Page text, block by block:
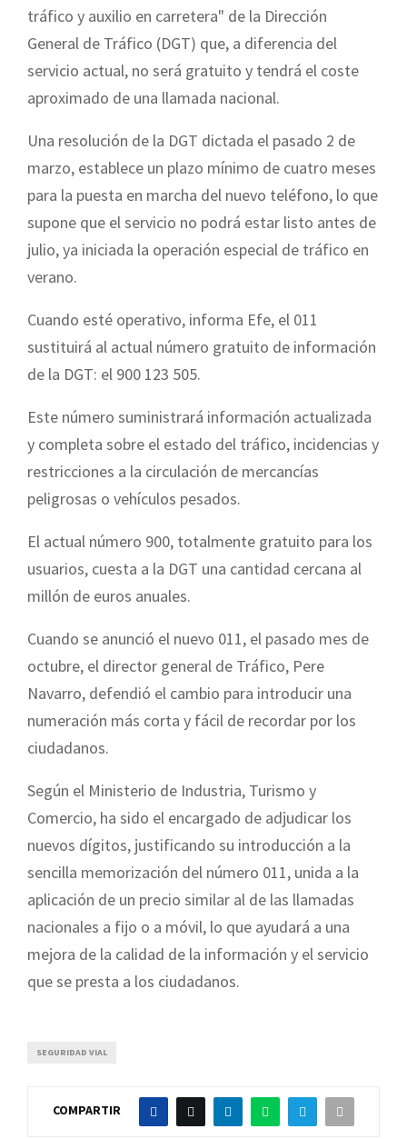
tráfico y auxilio en carretera" de la Dirección
General de Tráfico (DGT) que, a diferencia del
servicio actual, no será gratuito y tendrá el coste
aproximado de una llamada nacional.
Una resolución de la DGT dictada el pasado 2 de
marzo, establece un plazo mínimo de cuatro meses
para la puesta en marcha del nuevo teléfono, lo que
supone que el servicio no podrá estar listo antes de
julio, ya iniciada la operación especial de tráfico en
verano.
Cuando esté operativo, informa Efe, el 011
sustituirá al actual número gratuito de información
de la DGT: el 900 123 505.
Este número suministrará información actualizada
y completa sobre el estado del tráfico, incidencias y
restricciones a la circulación de mercancías
peligrosas o vehículos pesados.
El actual número 900, totalmente gratuito para los
usuarios, cuesta a la DGT una cantidad cercana al
millón de euros anuales.
Cuando se anunció el nuevo 011, el pasado mes de
octubre, el director general de Tráfico, Pere
Navarro, defendió el cambio para introducir una
numeración más corta y fácil de recordar por los
ciudadanos.
Según el Ministerio de Industria, Turismo y
Comercio, ha sido el encargado de adjudicar los
nuevos dígitos, justificando su introducción a la
sencilla memorización del número 011, unida a la
aplicación de un precio similar al de las llamadas
nacionales a fijo o a móvil, lo que ayudará a una
mejora de la calidad de la información y el servicio
que se presta a los ciudadanos.
SEGURIDAD VIAL
COMPARTIR